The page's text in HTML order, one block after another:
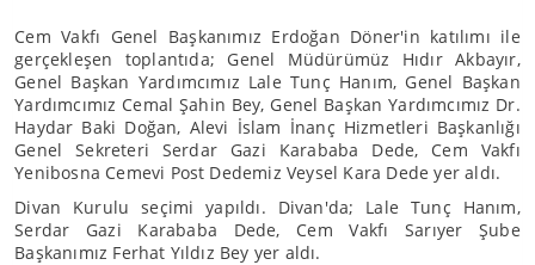
Cem Vakfı Genel Başkanımız Erdoğan Döner'in katılımı ile
gerçekleşen toplantıda; Genel Müdürümüz Hıdır Akbayır,
Genel Başkan Yardımcımız Lale Tunç Hanım, Genel Başkan
Yardımcımız Cemal Şahin Bey, Genel Başkan Yardımcımız Dr.
Haydar Baki Doğan, Alevi İslam İnanç Hizmetleri Başkanlığı
Genel Sekreteri Serdar Gazi Karababa Dede, Cem Vakfı
Yenibosna Cemevi Post Dedemiz Veysel Kara Dede yer aldı.
Divan Kurulu seçimi yapıldı. Divan'da; Lale Tunç Hanım,
Serdar Gazi Karababa Dede, Cem Vakfı Sarıyer Şube
Başkanımız Ferhat Yıldız Bey yer aldı.